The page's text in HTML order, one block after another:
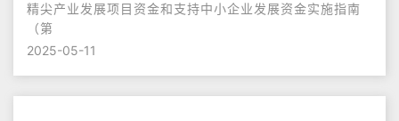
精尖产业发展项目资金和支持中小企业发展资金实施指南
（第
2025-05-11